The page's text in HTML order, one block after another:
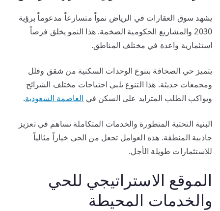
يشهد سوق العقارات في الرياض نمواً متسارعاً مدعوماً برؤية
2030 والمشاريع الحكومية الضخمة. هذا النمو يخلق فرصاً
استثمارية واعدة في مختلف المناطق.
يتميز حي الصحافة بتنوع الوحدات السكنية من شقق وفلل
ومجمعات حديثة. هذا التنوع يلبي احتياجات مختلف الشرائح
ويواكب الطلب المتزايد على السكن في العاصمة السعودية.
البنية التحتية المتطورة والخدمات المتكاملة تساهم في تعزيز
جاذبية المنطقة. هذه العوامل تجعل من الحي خياراً مثالياً
للاستثمارات طويلة الأجل.
الموقع الاستراتيجي للحي
والخدمات المحيطة